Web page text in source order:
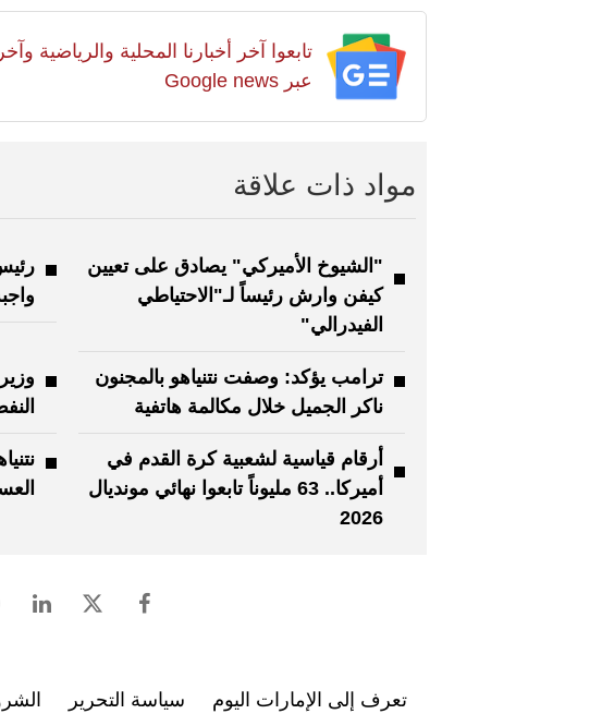
تابعوا آخر أخبارنا المحلية والرياضية
عبر Google news
مواد ذات علاقة
"الشيوخ الأميركي" يصادق على تعيين
كيفن وارش رئيساً لـ"الاحتياطي
الفيدرالي"
ترامب يؤكد: وصفت نتنياهو بالمجنون
ناكر الجميل خلال مكالمة هاتفية
أرقام قياسية لشعبية كرة القدم في
أميركا.. 63 مليوناً تابعوا نهائي مونديال
2026
تعرف إلى الإمارات اليوم سياسة التحرير